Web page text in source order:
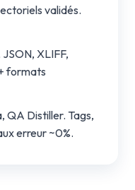
validés.
XLIFF,
formats
QA Distiller. Tags,
erreur ~0%.